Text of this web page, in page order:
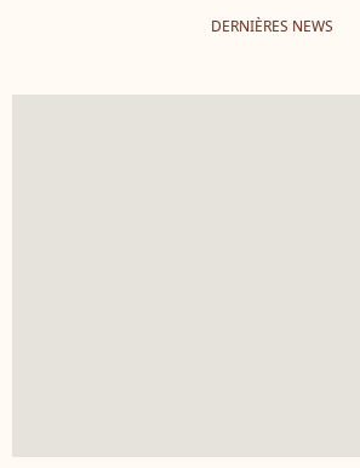
DERNIÈRES NEWS